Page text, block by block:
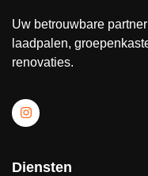
Uw betrouwbare
laadpalen,
renovaties.
Diensten